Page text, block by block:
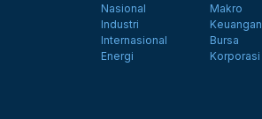
Nasional
Industri
Internasional
Energi
Makro
Keuangan
Bursa
Korporasi